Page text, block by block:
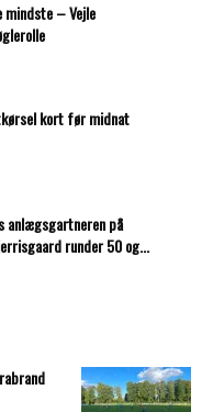
mindste – Vejle
kort før midnat
anlægsgartneren på
runder 50 og...